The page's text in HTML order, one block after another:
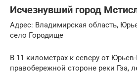
Исчезнувший город
Адрес: Владимирская область,
село Городище
В 11 километрах к северу от
правобережной стороне реки Гза,